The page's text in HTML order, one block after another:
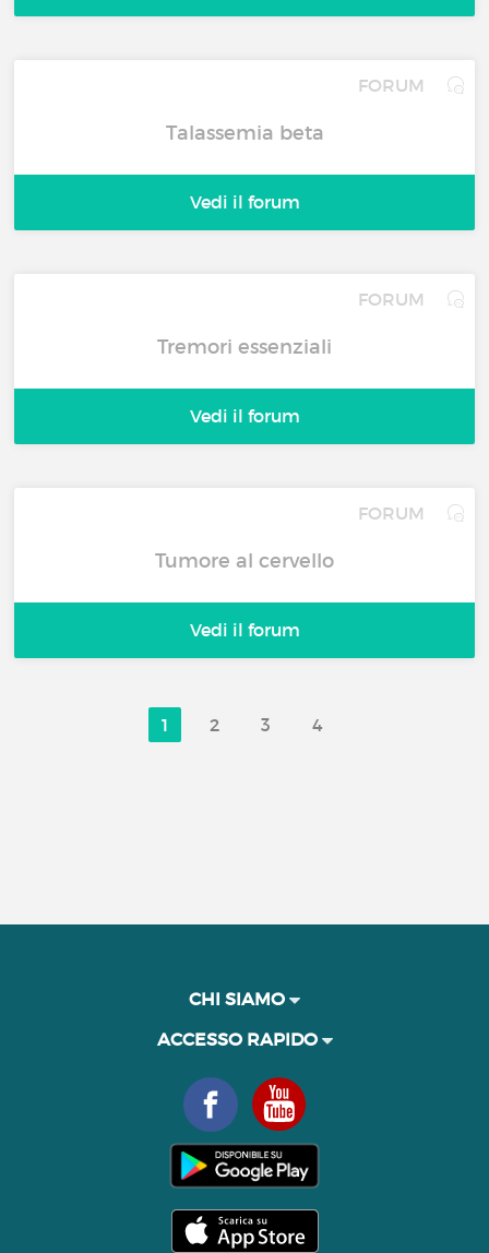
FORUM
Talassemia beta
Vedi il forum
FORUM
Tremori essenziali
Vedi il forum
FORUM
Tumore al cervello
Vedi il forum
1 2 3 4
CHI SIAMO
ACCESSO RAPIDO